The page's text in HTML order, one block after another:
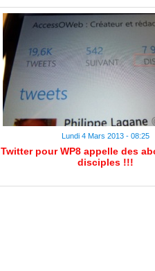
Lundi 4 Mars 2013 - 08:25
Twitter pour WP8 appelle des
disciples !!!